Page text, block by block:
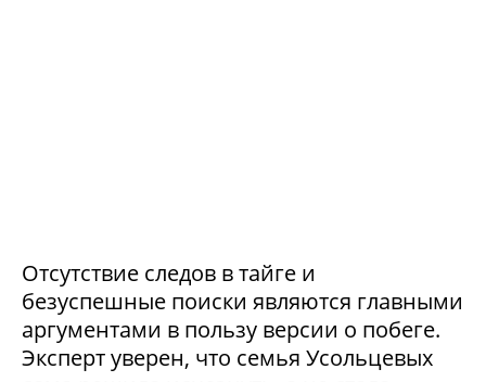
Отсутствие следов в тайге и
безуспешные поиски являются главными
аргументами в пользу версии о побеге.
Эксперт уверен, что семья Усольцевых